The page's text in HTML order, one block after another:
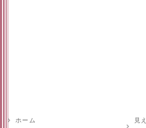
ホーム
見